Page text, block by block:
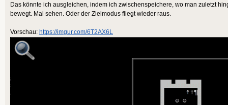
Das könnte ich ausgleichen, indem ich zwischenspeichere, wo man zuletzt
bewegt. Mal sehen. Oder der Zielmodus fliegt wieder raus.
Vorschau: https://imgur.com/6T2AX6L